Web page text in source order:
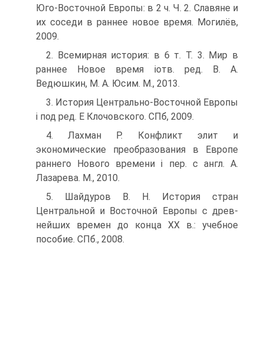
Юго-Восточной Европы: в 2 ч. Ч. 2. Славяне и
их соседи в раннее новое время. Могилёв,
2009.
2. Всемирная история: в 6 т. Т. 3. Мир в
раннее Новое время іотв. ред. В. А.
Ведюшкин, М. А. Юсим. М., 2013.
3. История Центрально-Восточной Европы
і под ред. Е Клочовского. СПб, 2009.
4. Лахман Р. Конфликт элит и
экономические преобразования в Европе
ран­него Нового времени і пер. с англ. А.
Лазарева. М., 2010.
5. Шайдуров В. Н. История стран
Центральной и Восточной Европы с древ­
нейших времен до конца ХХ в.: учебное
пособие. СПб., 2008.